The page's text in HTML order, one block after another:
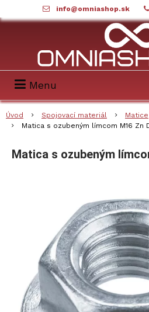
info@omniashop.sk
Menu
Úvod Spojovací materiál Matice
Matica s ozubeným límcom M16 Zn
Matica s ozubeným